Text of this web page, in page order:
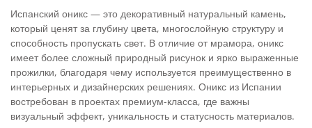
Украинский
Лабрадорит
Зарубежный
Мраморный ресепшн
Изделия из гранита
Изделия из оникса
Изделия из травертина
Балясины и перила из камня
Барбекю из камня
Бордюры из камня
Камины из камня
КОНТАКТЫ
+38(067)560-47-67
+38(067)633 24 46
Перезвоните мне
Испанский оникс — это декоративный натуральный камень,
который ценят за глубину цвета, многослойную структуру и
способность пропускать свет. В отличие от мрамора, оникс
имеет более сложный природный рисунок и ярко выраженные
прожилки, благодаря чему используется преимущественно в
интерьерных и дизайнерских решениях. Оникс из Испании
востребован в проектах премиум-класса, где важны
визуальный эффект, уникальность и статусность материалов.